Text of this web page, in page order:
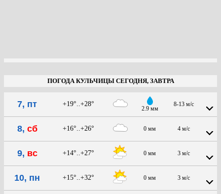
ПОГОДА КУЛЬЧИЦЫ СЕГОДНЯ, ЗАВТРА
7, пт +19°..+28°
2.9 мм
8-13 м/с
8, сб +16°..+26° 0 мм 4 м/с
9, вс +14°..+27° 0 мм 3 м/с
10, пн +15°..+32° 0 мм 3 м/с